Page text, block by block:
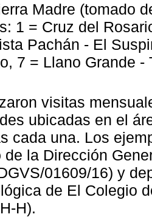
Madre (tomado
1 = Cruz del
Pachán - El
7 = Llano Grande
visitas
ubicadas en el
cada una. Los
de la Dirección
01609/16) y
de El Colegio
H).